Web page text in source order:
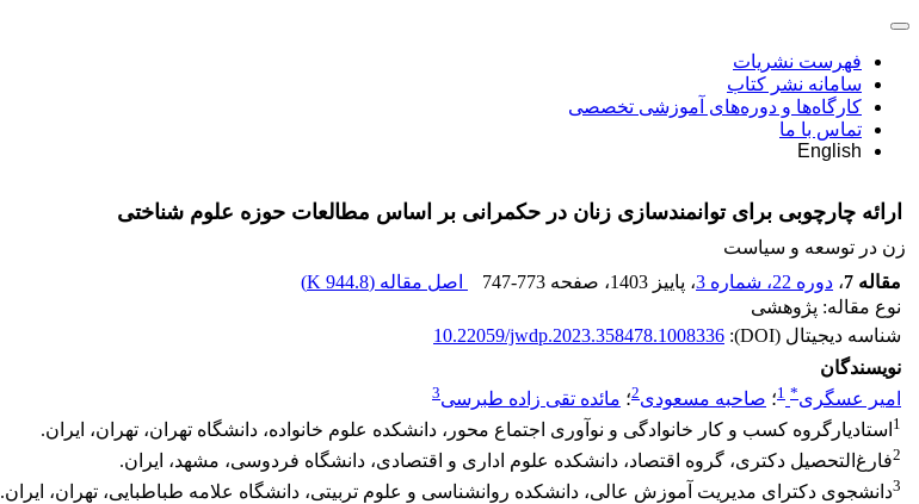
فهرست نشریات
سامانه نشر کتاب
کارگاه‌ها و دوره‌های آموزشی تخصصی
تماس با ما
English
ارائه چارچوبی برای توانمندسازی زنان در حکمرانی بر اساس مطالعات حوزه علوم شناختی
زن در توسعه و سیاست
مقاله 7
، دوره 22، شماره 3 ، پاییز 1403 ، صفحه 747-773 اصل مقاله (944.8 K
)
نوع مقاله: پژوهشی
شناسه دیجیتال (DOI):
10.22059/jwdp.2023.358478.1008336
نویسندگان
امیر عسگری*
1؛ صاحبه مسعودی2؛ مائده تقی زاده طبرسی3
1 استادیارگروه کسب و کار خانوادگی و نوآوری اجتماع محور، دانشکده علوم خانواده، دانشگاه تهران، تهران، ایران.
2فارغ‌‌‌التحصیل دکتری، گروه اقتصاد، دانشکده علوم اداری و اقتصادی، دانشگاه فردوسی، مشهد، ایران.
3دانشجوی دکترای مدیریت آموزش عالی، دانشکده روانشناسی و علوم تربیتی، دانشگاه علامه طباطبایی، تهران، ایران.